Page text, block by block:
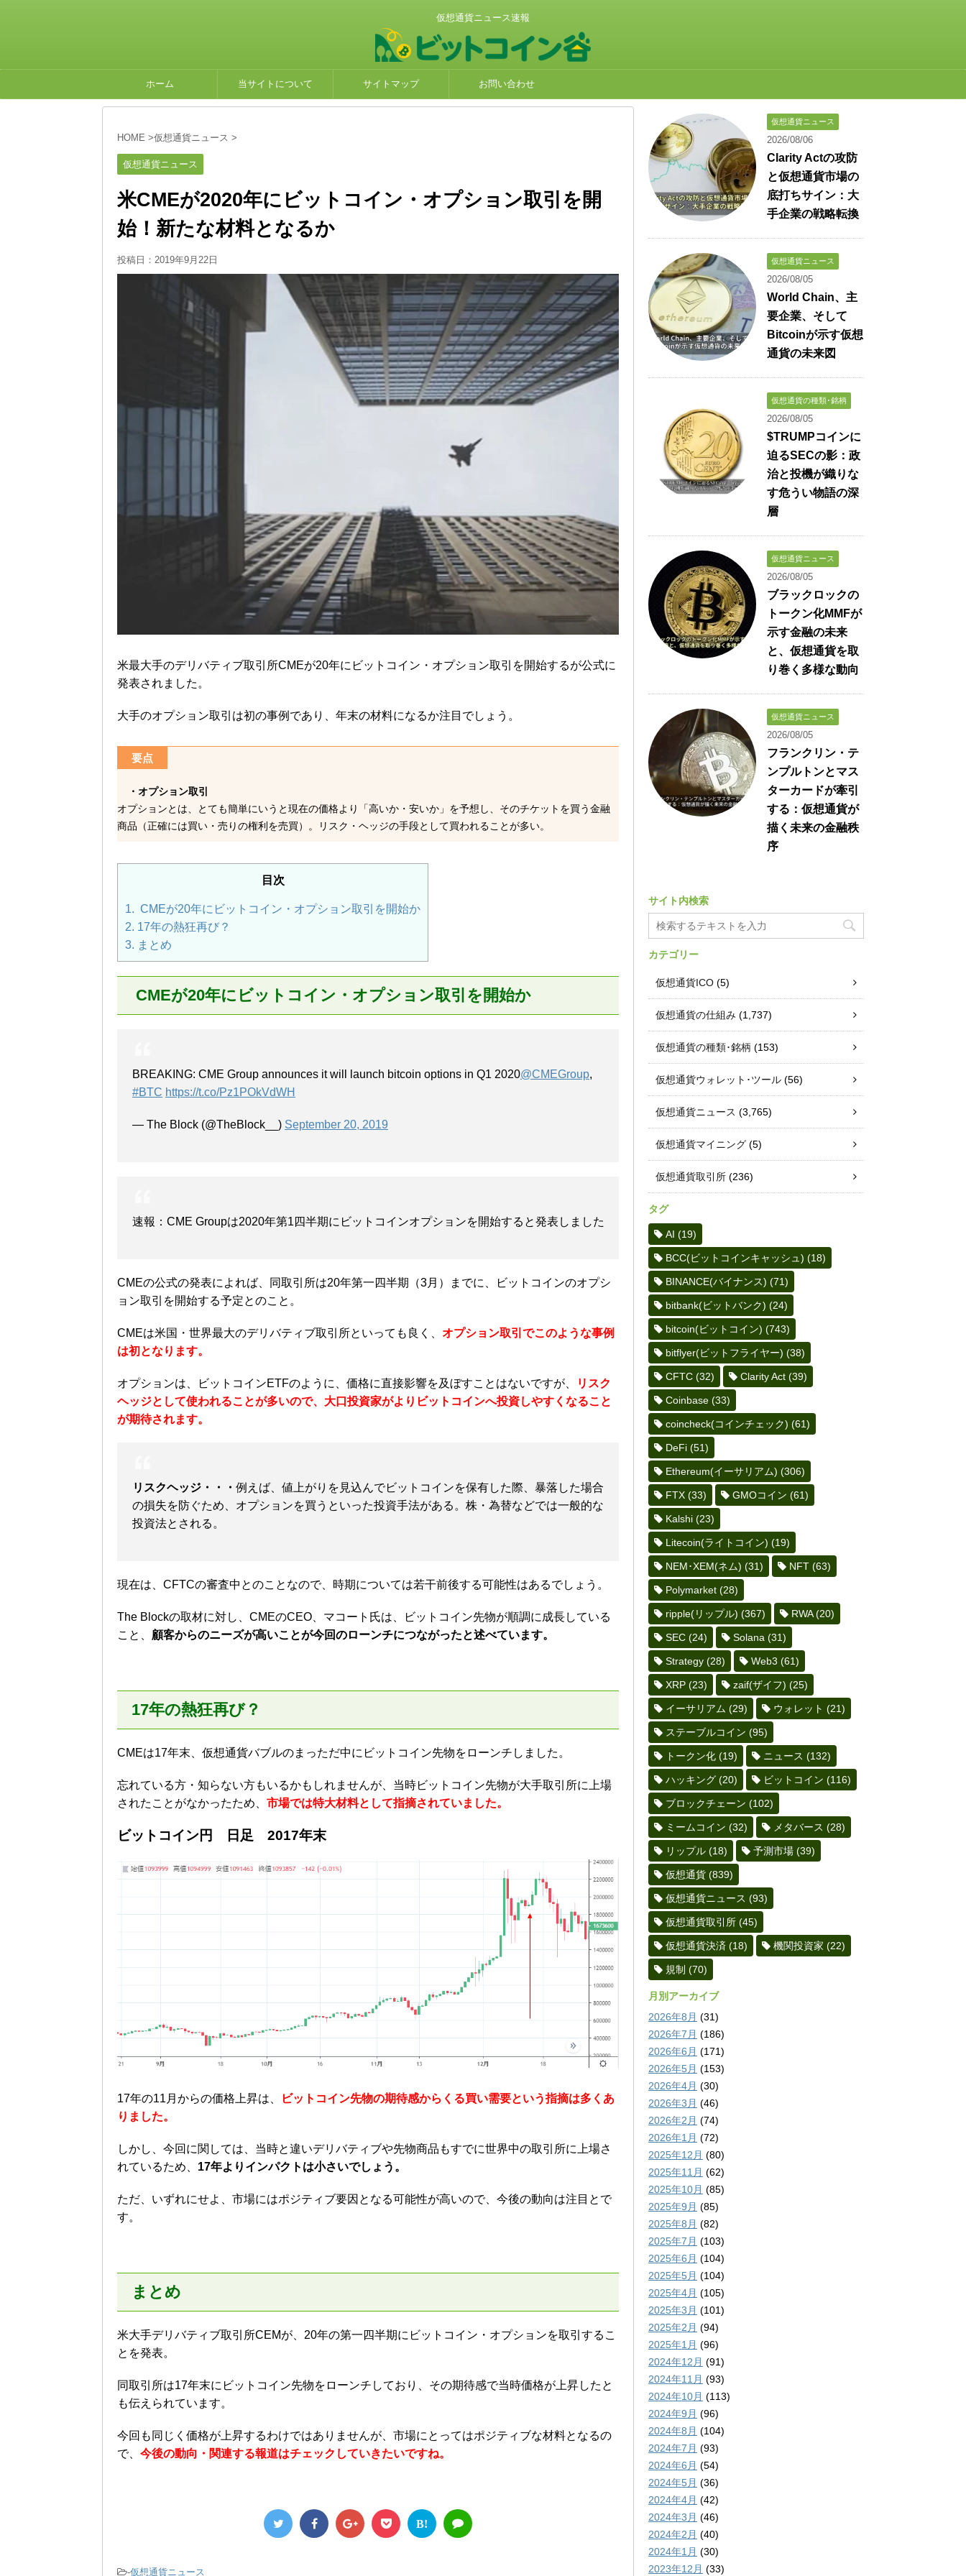
仮想通貨ニュース速報
ホーム 当サイトについて サイトマップ お問い合わせ
HOME >仮想通貨ニュース >
仮想通貨ニュース
米CMEが2020年にビットコイン・オプション取引を開
始！新たな材料となるか
投稿日： 2019年9月22日
米最大手のデリバティブ取引所CMEが20年にビットコイン・オプション取引を開始するが公式に
発表されました。
大手のオプション取引は初の事例であり、年末の材料になるか注目でしょう。
要点
・オプション取引
オプションとは、とても簡単にいうと現在の価格より「高いか・安いか」を予想し、そのチケットを買う金融
商品（正確には買い・売りの権利を売買）。リスク・ヘッジの手段として買われることが多い。
目次
1. CMEが20年にビットコイン・オプション取引を開始か
2. 17年の熱狂再び？
3. まとめ
CMEが20年にビットコイン・オプション取引を開始か
BREAKING: CME Group announces it will launch bitcoin options in Q1 2020@CMEGroup,
#BTC https://t.co/Pz1POkVdWH
— The Block (@TheBlock__) September 20, 2019
速報：CME Groupは2020年第1四半期にビットコインオプションを開始すると発表しました
CMEの公式の発表によれば、同取引所は20年第一四半期（3月）までに、ビットコインのオプシ
ョン取引を開始する予定とのこと。
CMEは米国・世界最大のデリバティブ取引所といっても良く、 オプション取引でこのような事例
は初となります。
オプションは、ビットコインETFのように、価格に直接影響を及ぼすことはないですが、
リスク
ヘッジとして使われることが多いので、大口投資家がよりビットコインへ投資しやすくなること
が期待されます。
リスクヘッジ・・・ 例えば、値上がりを見込んでビットコインを保有した際、暴落した場合
の損失を防ぐため、オプションを買うといった投資手法がある。株・為替などでは一般的な
投資法とされる。
現在は、CFTCの審査中とのことなので、時期については若干前後する可能性はあるでしょう。
The Blockの取材に対し、CMEのCEO、マコート氏は、ビットコイン先物が順調に成長している
こと、 顧客からのニーズが高いことが今回のローンチにつながったと述べています。
17年の熱狂再び？
CMEは17年末、仮想通貨バブルのまっただ中にビットコイン先物をローンチしました。
忘れている方・知らない方もいるかもしれませんが、当時ビットコイン先物が大手取引所に上場
されたことがなかったため、 市場では特大材料として指摘されていました。
ビットコイン円 日足 2017年末
17年の11月からの価格上昇は、
ビットコイン先物の期待感からくる買い需要という指摘は多くあ
りました。
しかし、今回に関しては、当時と違いデリバティブや先物商品もすでに世界中の取引所に上場さ
れているため、 17年よりインパクトは小さいでしょう。
ただ、いずれにせよ、市場にはポジティブ要因となる可能性が高いので、今後の動向は注目とで
す。
まとめ
米大手デリバティブ取引所CEMが、20年の第一四半期にビットコイン・オプションを取引するこ
とを発表。
同取引所は17年末にビットコイン先物をローンチしており、その期待感で当時価格が上昇したと
も伝えられています。
今回も同じく価格が上昇するわけではありませんが、市場にとってはポジティブな材料となるの
で、 今後の動向・関連する報道はチェックしていきたいですね。
B!
-仮想通貨ニュース
仮想通貨ニュース
2026/08/06
Clarity Actの攻防
と仮想通貨市場の
底打ちサイン：大
手企業の戦略転換
仮想通貨ニュース
2026/08/05
World Chain、主
要企業、そして
Bitcoinが示す仮想
通貨の未来図
仮想通貨の種類･銘柄
2026/08/05
$TRUMPコインに
迫るSECの影：政
治と投機が織りな
す危うい物語の深
層
仮想通貨ニュース
2026/08/05
ブラックロックの
トークン化MMFが
示す金融の未来
と、仮想通貨を取
り巻く多様な動向
仮想通貨ニュース
2026/08/05
フランクリン・テ
ンプルトンとマス
ターカードが牽引
する：仮想通貨が
描く未来の金融秩
序
サイト内検索
カテゴリー
仮想通貨ICO (5)
仮想通貨の仕組み (1,737)
仮想通貨の種類･銘柄 (153)
仮想通貨ウォレット･ツール (56)
仮想通貨ニュース (3,765)
仮想通貨マイニング (5)
仮想通貨取引所 (236)
タグ
AI (19)
BCC(ビットコインキャッシュ) (18)
BINANCE(バイナンス) (71)
bitbank(ビットバンク) (24)
bitcoin(ビットコイン) (743)
bitflyer(ビットフライヤー) (38)
CFTC (32) Clarity Act (39)
Coinbase (33)
coincheck(コインチェック) (61)
DeFi (51)
Ethereum(イーサリアム) (306)
FTX (33) GMOコイン (61)
Kalshi (23)
Litecoin(ライトコイン) (19)
NEM･XEM(ネム) (31) NFT (63)
Polymarket (28)
ripple(リップル) (367) RWA(20)
SEC (24) Solana (31)
Strategy (28) Web3 (61)
XRP (23) zaif(ザイフ) (25)
イーサリアム (29) ウォレット (21)
ステーブルコイン (95)
トークン化 (19) ニュース (132)
ハッキング (20) ビットコイン (116)
ブロックチェーン (102)
ミームコイン (32) メタバース (28)
リップル (18) 予測市場 (39)
仮想通貨 (839)
仮想通貨ニュース (93)
仮想通貨取引所 (45)
仮想通貨決済 (18) 機関投資家 (22)
規制 (70)
月別アーカイブ
2026年8月 (31)
2026年7月 (186)
2026年6月 (171)
2026年5月 (153)
2026年4月 (30)
2026年3月 (46)
2026年2月 (74)
2026年1月 (72)
2025年12月 (80)
2025年11月 (62)
2025年10月 (85)
2025年9月 (85)
2025年8月 (82)
2025年7月 (103)
2025年6月 (104)
2025年5月 (104)
2025年4月 (105)
2025年3月 (101)
2025年2月 (94)
2025年1月 (96)
2024年12月 (91)
2024年11月 (93)
2024年10月 (113)
2024年9月 (96)
2024年8月 (104)
2024年7月 (93)
2024年6月 (54)
2024年5月 (36)
2024年4月 (42)
2024年3月 (46)
2024年2月 (40)
2024年1月 (30)
2023年12月 (33)